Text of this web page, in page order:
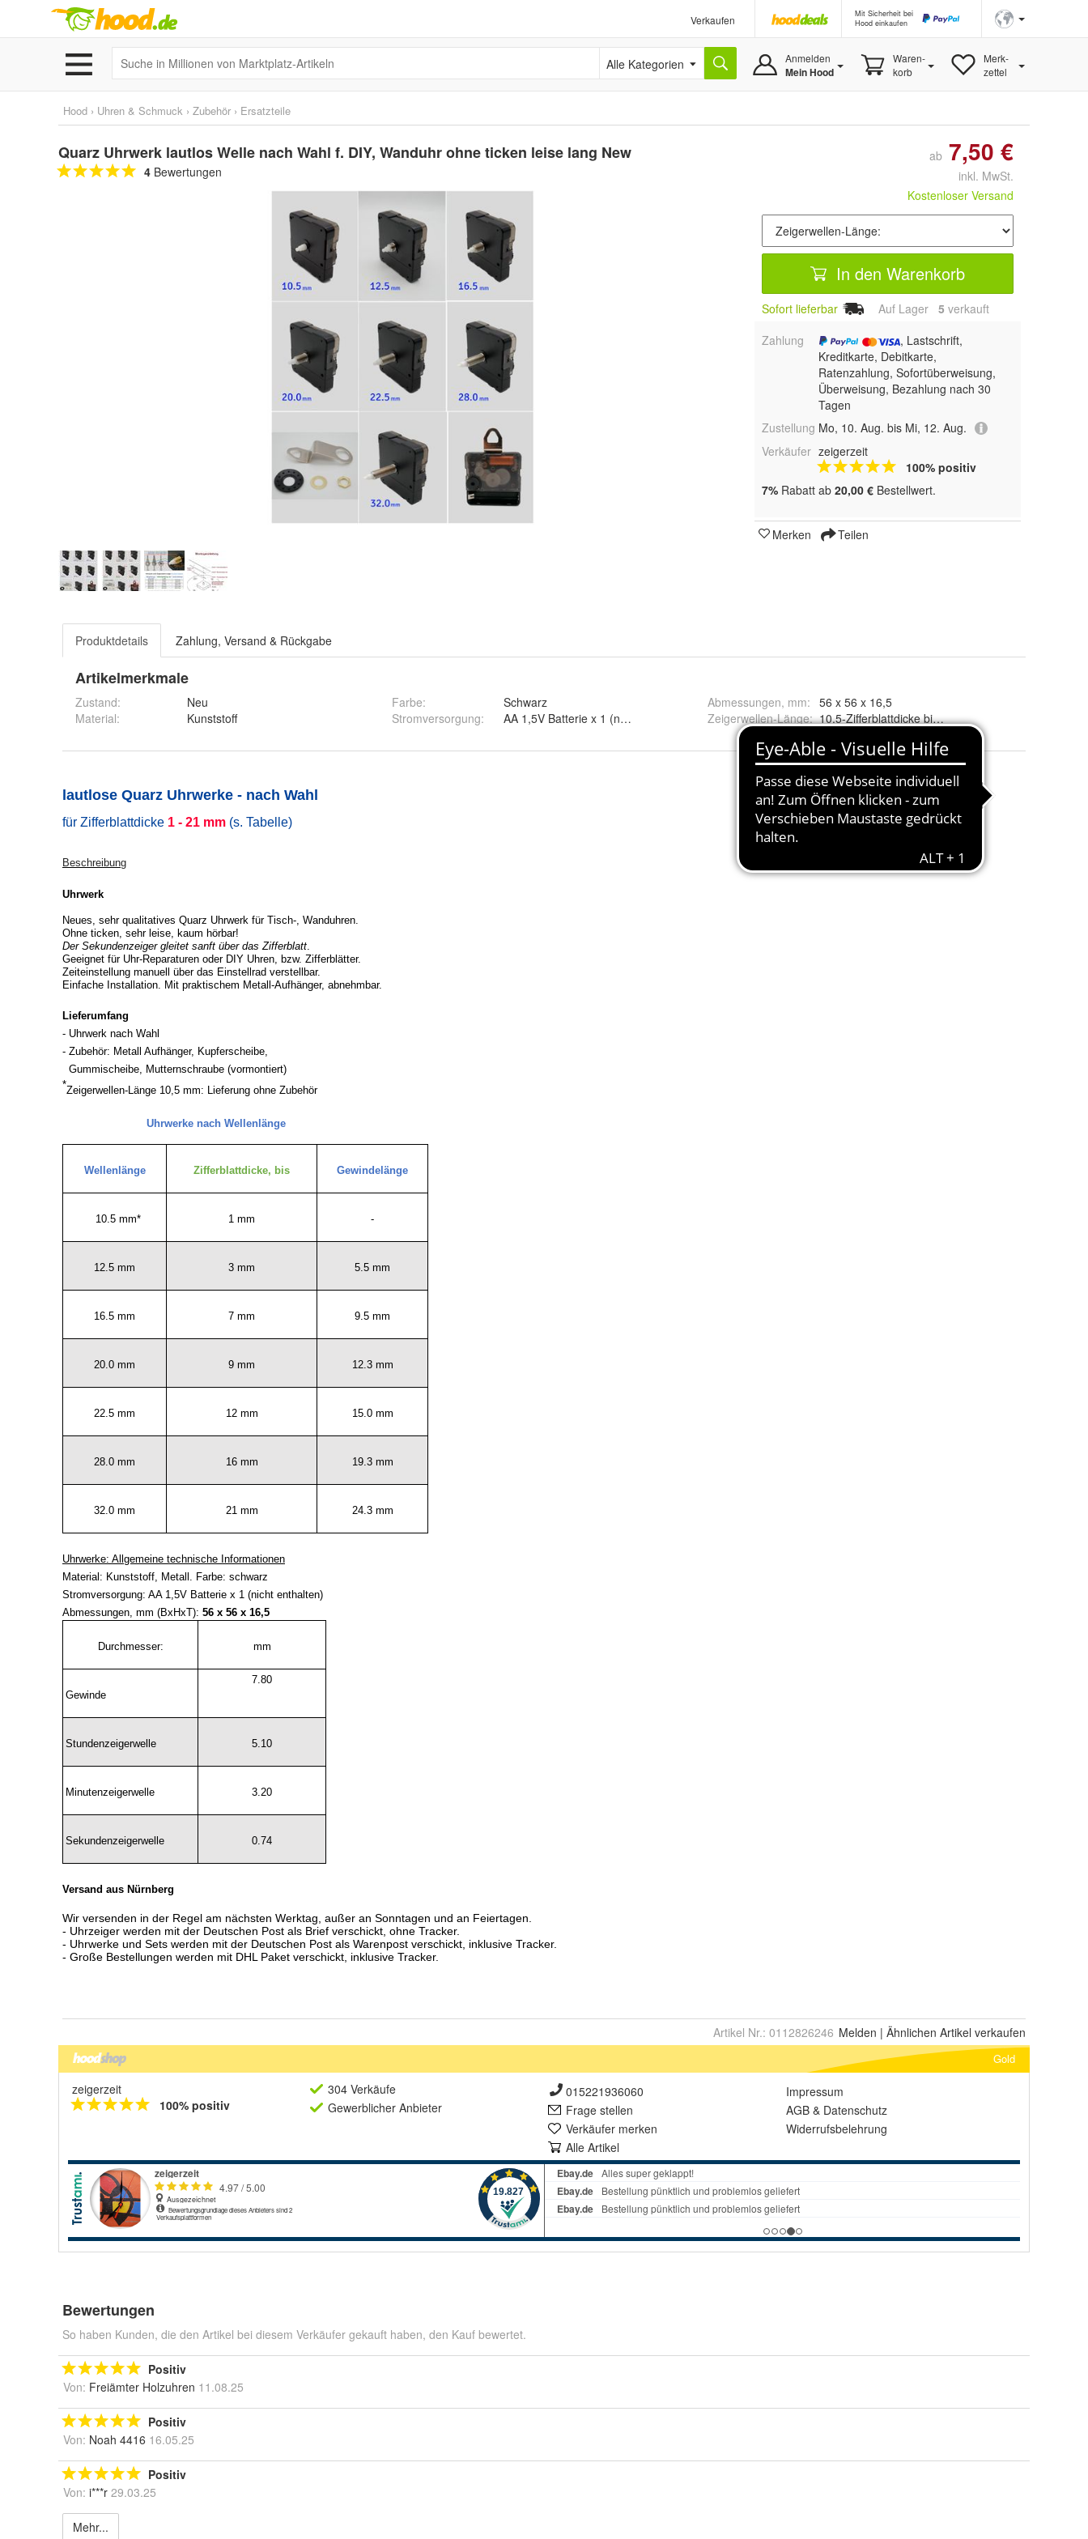
Verkaufen
Mit Sicherheit bei
Hood einkaufen
Alle Kategorien Anmelden
Mein Hood
Waren-
korb
Merk-
zettel
Hood › Uhren & Schmuck › Zubehör › Ersatzteile
Quarz Uhrwerk lautlos Welle nach Wahl f. DIY, Wanduhr ohne ticken leise lang New
4 Bewertungen
ab 7,50 €
inkl. MwSt.
Kostenloser Versand
In den Warenkorb
Sofort lieferbar Auf Lager 5 verkauft
Zahlung
, Lastschrift,
Kreditkarte, Debitkarte,
Ratenzahlung, Sofortüberweisung,
Überweisung, Bezahlung nach 30
Tagen
Zustellung Mo, 10. Aug. bis Mi, 12. Aug.
Verkäufer zeigerzeit
100% positiv
7% Rabatt ab 20,00 € Bestellwert.
Merken Teilen
Produktdetails Zahlung, Versand & Rückgabe
Artikelmerkmale
Zustand:
Neu
Material: Kunststoff
Farbe:
Schwarz
Stromversorgung: AA 1,5V Batterie x 1 (nicht enthalten)
Abmessungen, mm:
56 x 56 x 16,5
Zeigerwellen-Länge: 10.5-Zifferblattdicke bis 1mm, 12.5-Zifferblattdicke
Artikel Nr.: 0112826246 Melden | Ähnlichen Artikel verkaufen
Gold
zeigerzeit
100% positiv
304 Verkäufe
Gewerblicher Anbieter
015221936060
Frage stellen
Verkäufer merken
Alle Artikel
Impressum
AGB & Datenschutz
Widerrufsbelehrung
Bewertungen
So haben Kunden, die den Artikel bei diesem Verkäufer gekauft haben, den Kauf bewertet.
Positiv
Von: Freiämter Holzuhren 11.08.25
Positiv
Von: Noah 4416 16.05.25
Positiv
Von: i***r 29.03.25
Mehr...